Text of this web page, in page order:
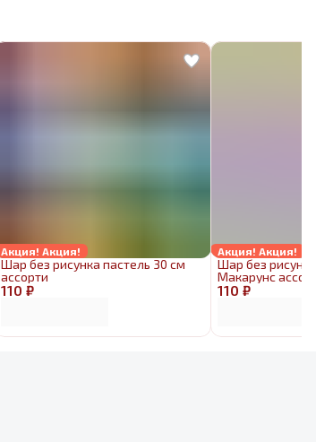
Акция! Акция!
110 ₽
Шар без рисунка пастель 30 см
ассорти
Акция! Акция!
110 ₽
Шар без
Макарунс